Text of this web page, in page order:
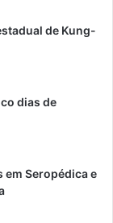
de Kung-
dias de
em Seropédica e